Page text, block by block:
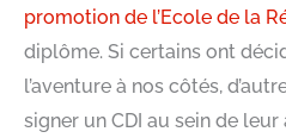
promotion de l’Ecole de la
diplôme. Si certains ont
l’aventure à nos côtés,
signer un CDI au sein de